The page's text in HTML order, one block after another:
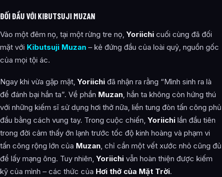
ĐỐI ĐẦU VỚI KIBUTSUJI MUZAN
Vào một đêm nọ, tại một rừng tre nọ, Yoriichi cuối cùng đã đối
mặt với Kibutsuji Muzan – kẻ đứng đầu của loài quỷ, nguồn gốc
của mọi tội ác.
Ngay khi vừa gặp mặt, Yoriichi đã nhận ra rằng “Mình sinh ra là
để đánh bại hắn ta”. Về phần Muzan, hắn ta không còn hứng thú
với những kiếm sĩ sử dụng hơi thở nữa, liền tung đòn tấn công phủ
đầu bằng cách vung tay. Trong cuộc chiến, Yoriichi lần đầu tiên
trong đời cảm thấy ớn lạnh trước tốc độ kinh hoàng và phạm vi
tấn công rộng lớn của Muzan, chỉ cần một vết xước nhỏ cũng đủ
để lấy mạng ông. Tuy nhiên, Yoriichi vẫn hoàn thiện được kiếm
kỹ của mình – các thức của Hơi thở của Mặt Trời.